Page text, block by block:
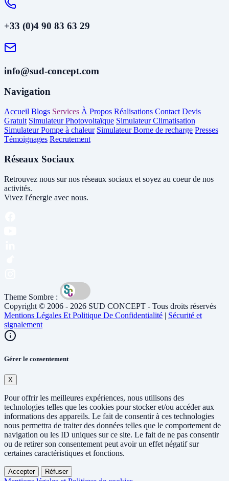
+33 (0)4 90 83 63 29
info@sud-concept.com
Navigation
Accueil Blogs Services À Propos Réalisations Contact Devis
Gratuit Simulateur Photovoltaïque Simulateur Climatisation
Simulateur Pompe à chaleur Simulateur Borne de recharge Presses
Témoignages Recrutement
Réseaux Sociaux
Retrouvez nous sur nos réseaux sociaux et soyez au coeur de nos
activités.
Vivez l'énergie avec nous.
Theme Sombre :
Copyright © 2006 - 2026 SUD CONCEPT - Tous droits réservés
Mentions Légales Et Politique De Confidentialité | Sécurité et
signalement
Gérer le consentement
X
Pour offrir les meilleures expériences, nous utilisons des
technologies telles que les cookies pour stocker et/ou accéder aux
informations des appareils. Le fait de consentir à ces technologies
nous permettra de traiter des données telles que le comportement de
navigation ou les ID uniques sur ce site. Le fait de ne pas consentir
ou de retirer son consentement peut avoir un effet négatif sur
certaines caractéristiques et fonctions.
Accepter Réfuser